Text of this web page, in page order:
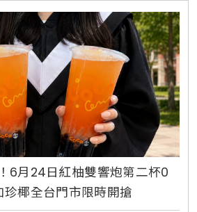
6月24日紅柚雙響炮第二杯0
椰全台門市限時開搶